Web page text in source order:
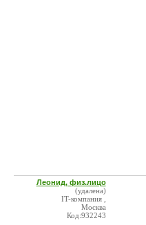
Леонид, физ.лицо
(удалена)
IT-компания ,
Москва
Код:932243